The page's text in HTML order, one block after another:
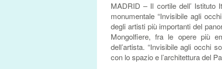
MADRID – Il cortile dell’ Istituto
monumentale “Invisibile agli
degli artisti più importanti del
Mongolfiere, fra le opere più
dell’artista. “Invisibile agli occhi
con lo spazio e l’architettura del